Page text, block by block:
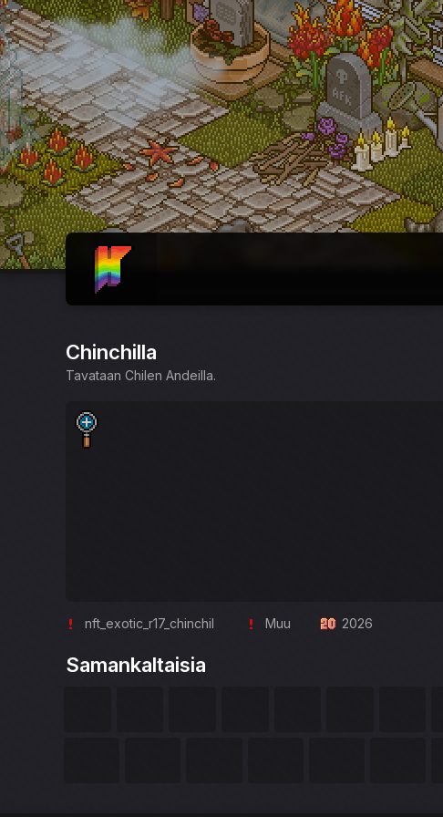
ETUSIVU
Chinchilla
Tavataan Chilen Andeilla.
nft_exotic_r17_chinchil Muu 2026
Samankaltaisia